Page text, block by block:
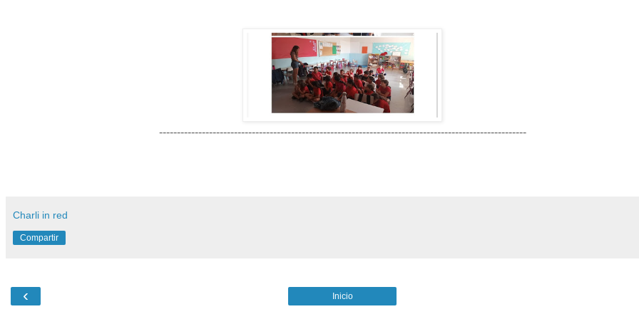
-------------------------------------------------------------------------------------------------------
Charli in red
Compartir
‹ Inicio